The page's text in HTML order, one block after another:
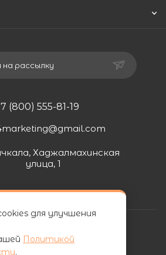
рассылку
(800) 555-81-19
Хаджалмахинская
улица, 1
для улучшения
Политикой
.